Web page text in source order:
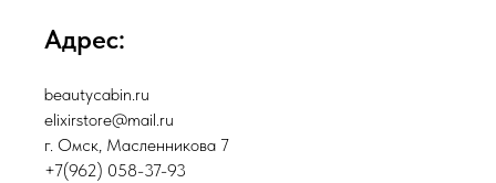
Адрес:
beautycabin.ru
elixirstore@mail.ru
г. Омск, Масленникова 7
+7(962) 058-37-93